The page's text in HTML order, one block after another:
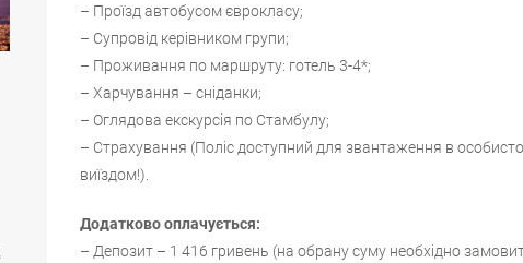
– Проїзд автобусом єврокласу;
– Супровід керівником групи;
– Проживання по маршруту: готель 3-4*;
– Харчування – сніданки;
– Оглядова екскурсія по Стамбулу;
– Страхування (Поліс доступний для звантаження в
виїздом!).
Додатково оплачується:
– Депозит – 1 416 гривень (на обрану суму необхідно